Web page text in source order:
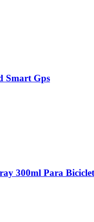
Smart Gps
300ml Para